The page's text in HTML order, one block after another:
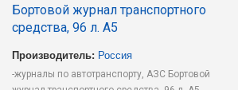
Бортовой журнал транспортного
средства, 96 л. А5
Производитель: Россия
-журналы по автотранспорту, АЗС Бортовой